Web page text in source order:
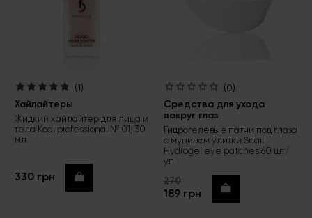
(1)
Хайлайтеры
Жидкий хайлайтер для лица и
тела Kodi professional № 01, 30
мл
330 грн Купить
(0)
Средства для ухода
вокруг глаз
Гидрогелевые патчи под глаза
с муцином улитки Snail
Hydrogel eye patches 60 шт/
уп
270
189 грн Купить